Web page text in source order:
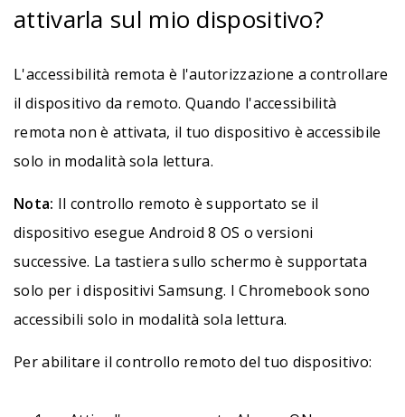
attivarla sul mio dispositivo?
L'accessibilità remota è l'autorizzazione a controllare
il dispositivo da remoto. Quando l'accessibilità
remota non è attivata, il tuo dispositivo è accessibile
solo in modalità sola lettura.
Nota: Il controllo remoto è supportato se il
dispositivo esegue Android 8 OS o versioni
successive. La tastiera sullo schermo è supportata
solo per i dispositivi Samsung. I Chromebook sono
accessibili solo in modalità sola lettura.
Per abilitare il controllo remoto del tuo dispositivo: